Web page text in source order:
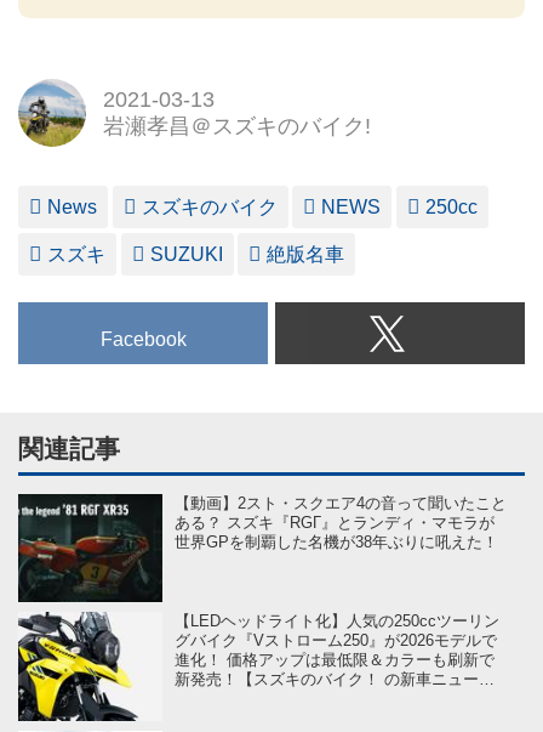
2021-03-13
岩瀬孝昌＠スズキのバイク!
News スズキのバイク NEWS 250cc
スズキ SUZUKI 絶版名車
Facebook
関連記事
【動画】2スト・スクエア4の音って聞いたこと
ある？ スズキ『RGΓ』とランディ・マモラが
世界GPを制覇した名機が38年ぶりに吼えた！
【LEDヘッドライト化】人気の250ccツーリン
グバイク『Vストローム250』が2026モデルで
進化！ 価格アップは最低限＆カラーも刷新で
新発売！【スズキのバイク！ の新車ニュース